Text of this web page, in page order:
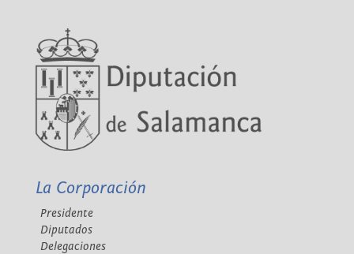
La Corporación
Presidente
Diputados
Delegaciones